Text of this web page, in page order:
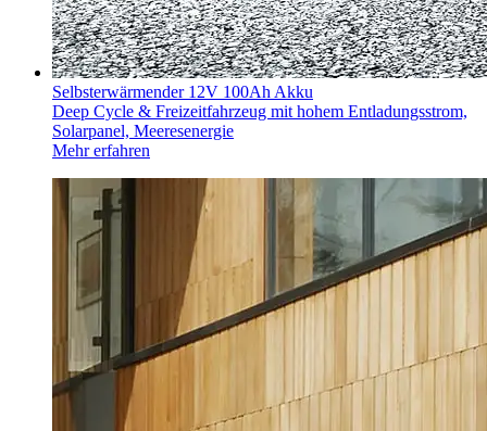
Selbsterwärmender 12V 100Ah Akku
Deep Cycle & Freizeitfahrzeug mit hohem Entladungsstrom,
Solarpanel, Meeresenergie
Mehr erfahren